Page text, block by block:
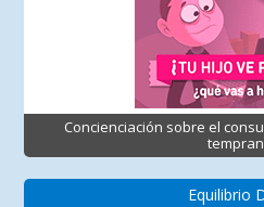
Concienciación sobre el
Equilibrio